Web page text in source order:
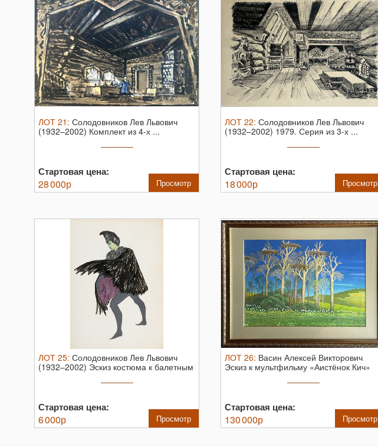
ЛОТ 21 : Солодовников Лев Львович
(1932–2002) Комплект из 4-х ...
Стартовая цена:
28 000р Просмотр
ЛОТ 22: Солодовников Лев Львович
(1932–2002) 1979. Серия из 3-х ...
Стартовая цена:
18 000р Просмотр
ЛОТ 25: Солодовников Лев Львович
(1932–2002) Эскиз костюма к балетным
Стартовая цена:
6 000р Просмотр
ЛОТ 26: Васин Алексей Викторович
Эскиз к мультфильму «Аистёнок Кич»
Стартовая цена:
130 000р Просмотр